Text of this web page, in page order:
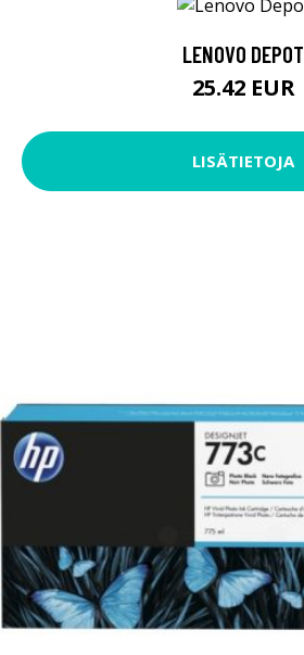
LENOVO DEPOT
25.42 EUR
LISÄTIETOJA